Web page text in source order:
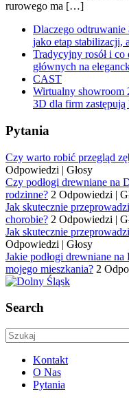
rurowego ma […]
Dlaczego
jako etap stabilizacji,
Tradycyjny rosół i co
głównych na
CAST
Wirtualny showroom
3D dla firm
Pytania
Czy warto robić przegląd
Odpowiedzi | Głosy
Czy podłogi drewniane na
rodzinne? 2 Odpowiedzi |
Jak skutecznie
chorobie? 2 Odpowiedzi |
Jak skutecznie
Odpowiedzi | Głosy
Jakie podłogi drewniane
mojego mieszkania? 2
Search
Kontakt
O Nas
Pytania